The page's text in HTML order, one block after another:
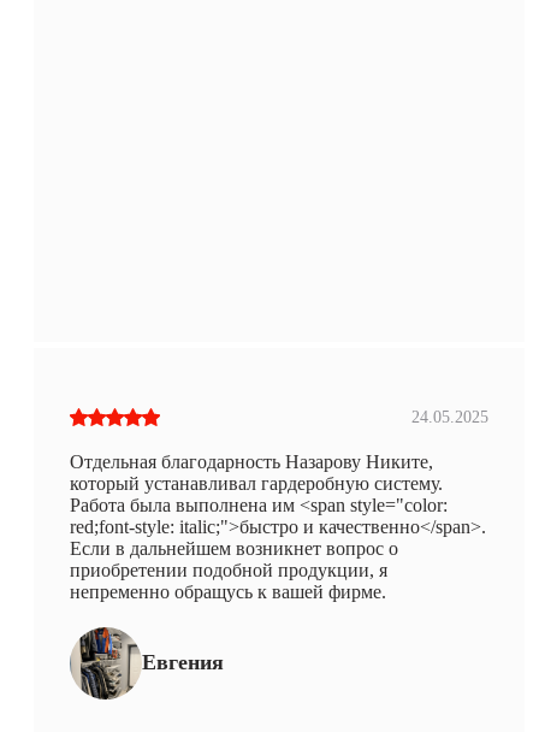
24.05.2025
Отдельная благодарность Назарову Никите,
который устанавливал гардеробную систему.
Работа была выполнена им <span style="color:
red;font-style: italic;">быстро и качественно</span>.
Если в дальнейшем возникнет вопрос о
приобретении подобной продукции, я
непременно обращусь к вашей фирме.
Евгения